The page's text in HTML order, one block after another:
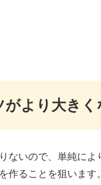
がより大き
ないので、単純に
作ることを狙いま